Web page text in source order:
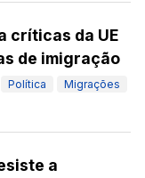
críticas da UE
de imigração
Política Migrações
a